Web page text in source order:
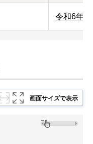
令和6年9
画面サイズで表示